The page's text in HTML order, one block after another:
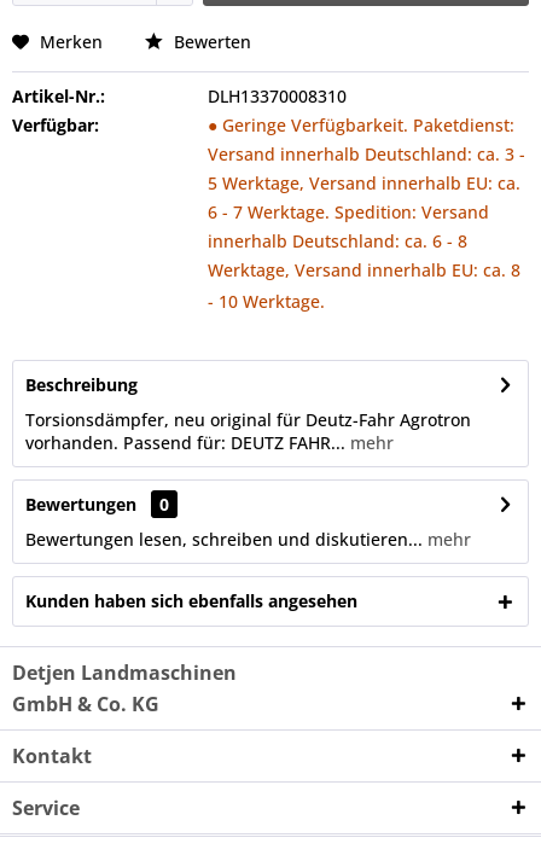
Merken Bewerten
Artikel-Nr.:
DLH13370008310
Verfügbar:
● Geringe Verfügbarkeit. Paketdienst:
Versand innerhalb Deutschland: ca. 3 -
5 Werktage, Versand innerhalb EU: ca.
6 - 7 Werktage. Spedition: Versand
innerhalb Deutschland: ca. 6 - 8
Werktage, Versand innerhalb EU: ca. 8
- 10 Werktage.
Beschreibung
Torsionsdämpfer, neu original für Deutz-Fahr Agrotron
vorhanden. Passend für: DEUTZ FAHR... mehr
Bewertungen
0
Bewertungen lesen, schreiben und diskutieren... mehr
Kunden haben sich ebenfalls angesehen
Detjen Landmaschinen
GmbH & Co. KG
Kontakt
Service